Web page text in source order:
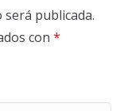
publicada.
con *